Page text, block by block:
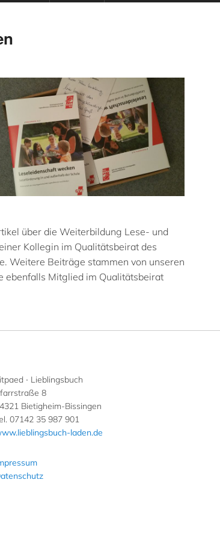
über die Weiterbildung Lese- und
Kollegin im Qualitätsbeirat des
Weitere Beiträge stammen von unseren
ebenfalls Mitglied im Qualitätsbeirat
∙ Lieblingsbuch
8
Bietigheim-Bissingen
07142 35 987 901
laden.de